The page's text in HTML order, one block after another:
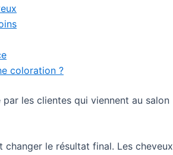
coloration ?
les clientes qui viennent au salon
changer le résultat final. Les cheveux